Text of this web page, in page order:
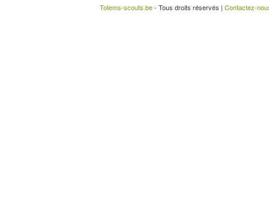
Totems-scouts.be- Tous droits réservés | Contactez-